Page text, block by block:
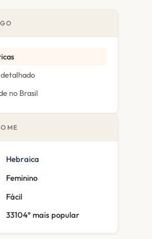
no Brasil
Hebraica
Feminino
Fácil
33104º mais popular